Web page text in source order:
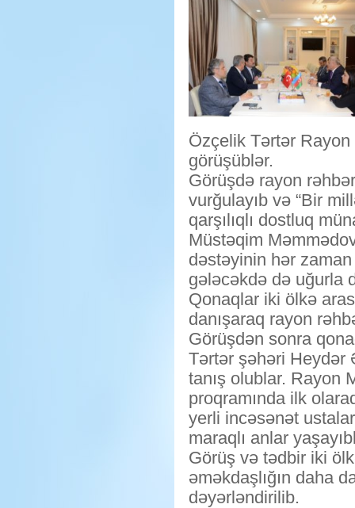
Özçelik Tərtər
görüşüblər.
Görüşdə rayon
vurğulayıb və “Bir
qarşılıqlı dostluq
Müstəqim
dəstəyinin hər
gələcəkdə də uğurla
Qonaqlar iki ölkə
danışaraq rayon
Görüşdən sonra
Tərtər şəhəri Heydər
tanış olublar. Rayon
proqramında ilk
yerli incəsənət
maraqlı anlar
Görüş və tədbir iki
əməkdaşlığın daha
dəyərləndirilib.